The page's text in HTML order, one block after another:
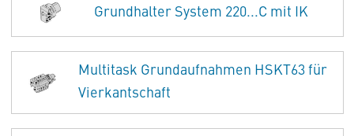
Grundhalter System 220...C mit IK
Multitask Grundaufnahmen HSKT63 für
Vierkantschaft